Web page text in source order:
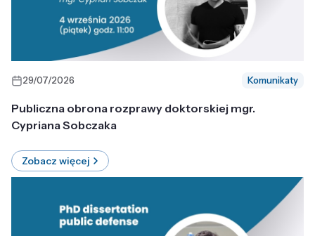
29/07/2026 Komunikaty
Publiczna obrona rozprawy doktorskiej mgr.
Cypriana Sobczaka
Zobacz więcej